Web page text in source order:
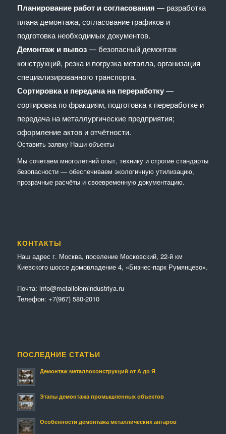
Планирование работ и согласования — разработка
плана демонтажа, согласование графиков и
подготовка необходимых документов.
Демонтаж и вывоз— безопасный демонтаж
конструкций, резка и погрузка металла, организация
специализированного транспорта.
Сортировка и передача на переработку—
сортировка по фракциям, подготовка к переработке и
передача на металлургические предприятия;
оформление актов и отчётности.
Оставить заявку Наши объекты
Мы сочетaем многолетний опыт, технику и строгие стандарты
безопасности — обеспечиваем экологичную утилизацию,
прозрачные расчёты и своевременную документацию.
КОНТАКТЫ
Наш адрес г. Москва, поселение Московский, 22-й км
Киевского шоссе домовладение 4, «Бизнес-парк Румянцево».
Почта: info@metallolomindustriya.ru
Телефон: +7(967) 580-2010
ПОСЛЕДНИЕ СТАТЬИ
Демонтаж металлоконструкций от А до Я
Этапы демонтажа промышленных объектов
Особенности демонтажа металлических ангаров